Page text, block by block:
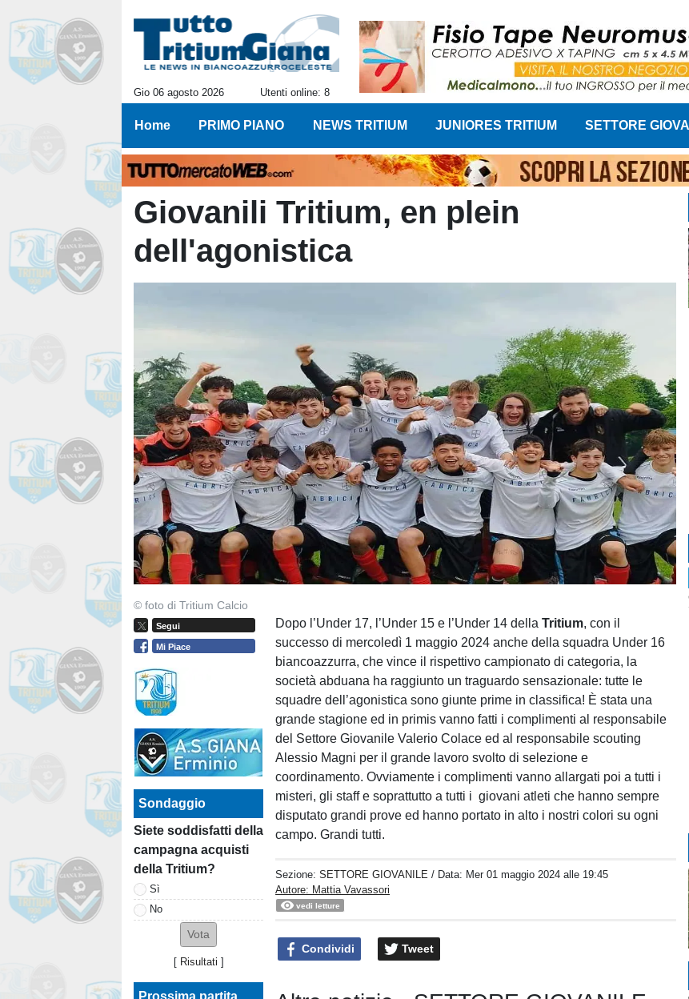
Gio 06 agosto 2026 Utenti online: 8
Home PRIMO PIANO NEWS TRITIUM JUNIORES TRITIUM SETTORE
Giovanili Tritium, en plein
dell'agonistica
© foto di Tritium Calcio
Segui
Mi Piace
Sondaggio
Siete soddisfatti della
campagna acquisti
della Tritium?
Sì
No
[ Risultati ]
Dopo l’Under 17, l’Under 15 e l’Under 14 dellaTritium, con il
successo di mercoledì 1 maggio 2024 anche della squadra Under 16
biancoazzurra, che vince il rispettivo campionato di categoria, la
società abduana ha raggiunto un traguardo sensazionale: tutte le
squadre dell’agonistica sono giunte prime in classifica! È stata una
grande stagione ed in primis vanno fatti i complimenti al responsabile
del Settore Giovanile Valerio Colace ed al responsabile scouting
Alessio Magni per il grande lavoro svolto di selezione e
coordinamento. Ovviamente i complimenti vanno allargati poi a tutti i
misteri, gli staff e soprattutto a tutti i giovani atleti che hanno sempre
disputato grandi prove ed hanno portato in alto i nostri colori su ogni
campo. Grandi tutti.
Sezione:SETTORE GIOVANILE / Data: Mer 01 maggio 2024 alle 19:45
Autore: Mattia Vavassori
vedi letture
Condividi Tweet